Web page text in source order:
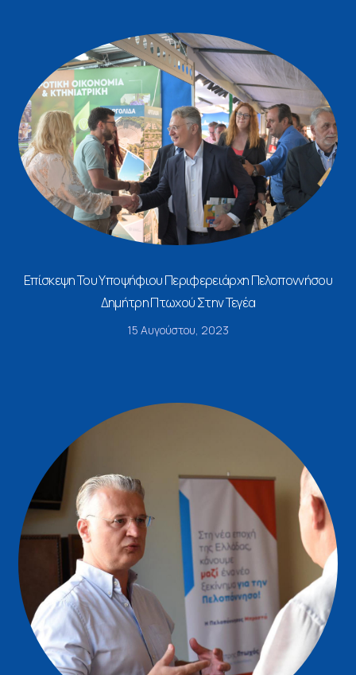
Επίσκεψη Του Υποψήφιου Περιφερειάρχη Πελοποννήσου
Δημήτρη Πτωχού Στην Τεγέα
15 Αυγούστου, 2023